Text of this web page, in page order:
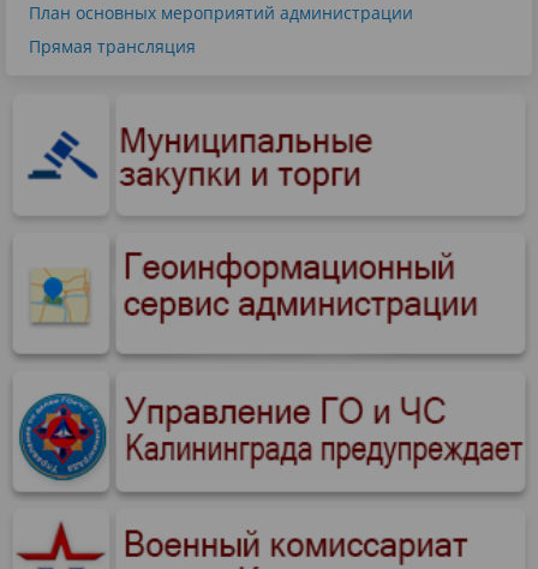
План основных мероприятий администрации
Прямая трансляция